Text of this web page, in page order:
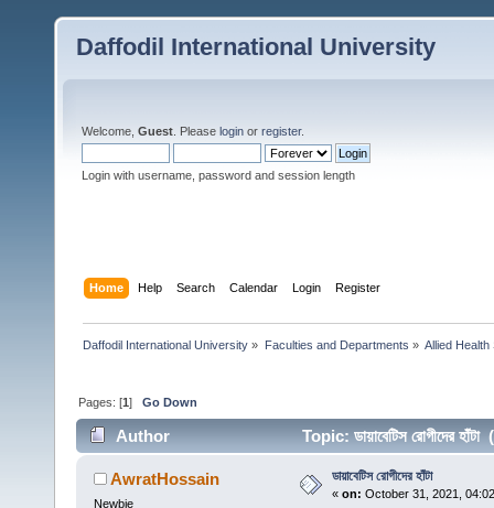
Daffodil International University
Welcome, Guest . Please login or register.
Login with username, password and session length
Home Help Search Calendar Login Register
Daffodil International University » Faculties and Departments » Allied Health
Pages: [1]Go Down
Author Topic: ডায়াবেটিস রোগীদের
AwratHossain
Newbie
ডায়াবেটিস রোগীদের হাঁটা
« on: October 31, 2021,